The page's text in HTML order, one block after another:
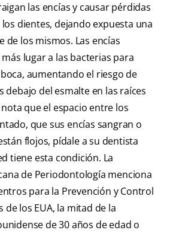
las encías y causar pérdidas
dientes, dejando expuesta una
de los mismos. Las encías
lugar a las bacterias para
aumentando el riesgo de
debajo del esmalte en las raíces
que el espacio entre los
que sus encías sangran o
flojos, pídale a su dentista
tiene esta condición. La
de Periodontología menciona
para la Prevención y Control
de los EUA, la mitad de la
de 30 años de edad o